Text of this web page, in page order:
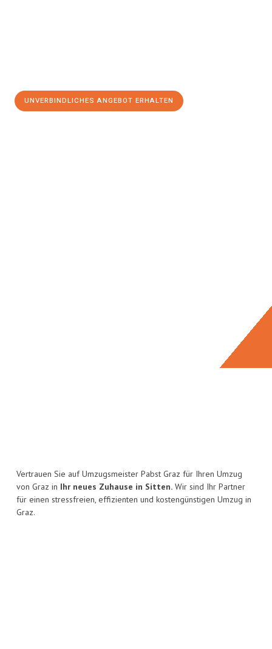
UNVERBINDLICHES ANGEBOT ERHALTEN
Vertrauen Sie auf Umzugsmeister Pabst Graz für Ihren Umzug
von Graz in Ihr neues Zuhause in Sitten. Wir sind Ihr Partner
für einen stressfreien, effizienten und kostengünstigen Umzug in
Graz.